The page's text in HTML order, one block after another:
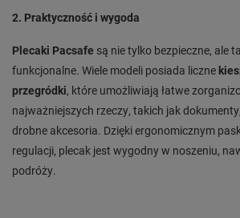
2. Praktyczność i wygoda
Plecaki Pacsafe są nie tylko bezpieczne, ale
funkcjonalne. Wiele modeli posiada liczne
przegródki, które umożliwiają łatwe
najważniejszych rzeczy, takich jak
drobne akcesoria. Dzięki ergonomicznym
regulacji, plecak jest wygodny w noszeniu,
podróży.